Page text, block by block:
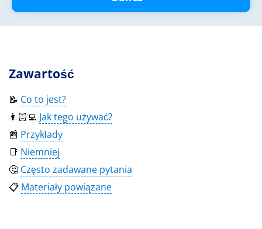
Zawartość
📝 Co to jest?
👨🏻‍💻 Jak tego używać?
📰 Przykłady
📑 Niemniej
🤔 Często zadawane pytania
📋 Materiały powiązane